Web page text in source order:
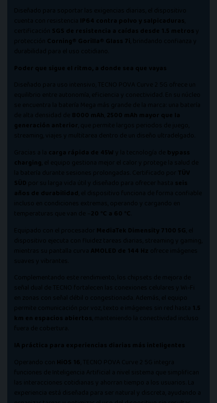
Diseñado para soportar las exigencias diarias, el dispositivo
cuenta con resistencia IP64 contra polvo y salpicaduras
certificación SGS de resistencia a caídas desde 1.5 metros y
protección Corning® Gorilla® Glass 7i , brindando confianza y
durabilidad para el uso cotidiano.
Poder que sigue el ritmo, a donde sea que vayas
Diseñado para uso intensivo, TECNO POVA Curve 2 5G ofrece un
equilibrio entre autonomía, eficiencia y conectividad. En su núcleo
se encuentra la batería Mega más grande de la marca: una batería
de alta densidad de 8000 mAh 2500 mAh mayor que la
generación anterior , que permite largos periodos de juego,
streaming, viajes y multitarea dentro de un diseño ultradelgado.
Gracias a la carga rápida de 45W y la tecnología de bypass
charging , el equipo gestiona mejor el calor y protege la salud de
la batería durante sesiones prolongadas. Certificado por TÜV
SÜD por su larga vida útil y diseñado para ofrecer hasta seis
años de durabilidad , el dispositivo funciona de forma confiable
incluso en condiciones extremas, operando y cargando en
temperaturas que van de –20 °C a 60 °C
Equipado con el procesador MediaTek Dimensity 7100 5G , el
dispositivo ejecuta con fluidez tareas diarias, streaming y gaming,
mientras su pantalla curva AMOLED de 144 Hz ofrece imágenes
suaves y vibrantes.
Complementando este rendimiento, los chipsets de mejora de
señal dual de TECNO fortalecen las conexiones celulares y Wi-Fi
en zonas con señal débil o congestionada. Además, el equipo
permite comunicación por voz, texto e imágenes sin red hasta 1.5
km en espacios abiertos , manteniendo la conectividad incluso
fuera de cobertura.
IA práctica para experiencias diarias más inteligentes
Operando con HiOS 16 , TECNO POVA Curve 2 5G integra
funciones de Inteligencia Artificial a nivel sistema que simplifican
las interacciones cotidianas y ahorran tiempo a los usuarios. La
experiencia está diseñada para ser natural y discreta, ayudando a